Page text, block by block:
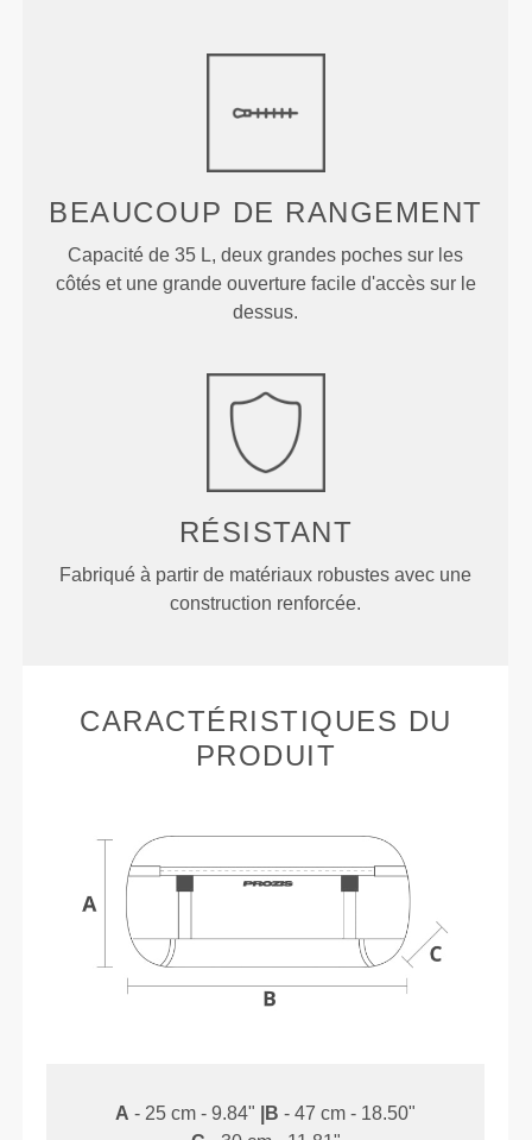
BEAUCOUP DE RANGEMENT
Capacité de 35 L, deux grandes poches sur les
côtés et une grande ouverture facile d'accès sur le
dessus.
RÉSISTANT
Fabriqué à partir de matériaux robustes avec une
construction renforcée.
CARACTÉRISTIQUES DU
PRODUIT
A - 25 cm - 9.84" B - 47 cm - 18.50"